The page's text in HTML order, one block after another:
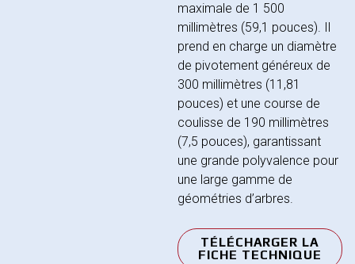
maximale de 1 500
millimètres (59,1 pouces). Il
prend en charge un diamètre
de pivotement généreux de
300 millimètres (11,81
pouces) et une course de
coulisse de 190 millimètres
(7,5 pouces), garantissant
une grande polyvalence pour
une large gamme de
géométries d’arbres.
TÉLÉCHARGER LA
FICHE TECHNIQUE